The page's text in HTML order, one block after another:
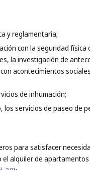
y reglamentaria;
con la seguridad
la investigación de
acontecimientos
de inhumación;
los servicios de paseo de
para satisfacer
alquiler de apartamentos